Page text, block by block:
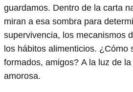
guardamos. Dentro de la carta
miran a esa sombra para
supervivencia, los mecanismos
los hábitos alimenticios. ¿Cómo
formados, amigos? A la luz de
amorosa.